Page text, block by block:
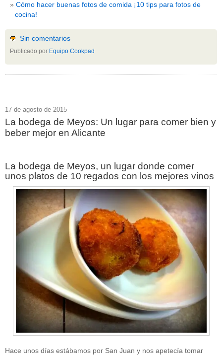
Cómo hacer buenas fotos de comida ¡10 tips para fotos de
cocina!
Sin comentarios
Publicado por Equipo Cookpad
17 de agosto de 2015
La bodega de Meyos: Un lugar para comer bien y
beber mejor en Alicante
La bodega de Meyos, un lugar donde comer
unos platos de 10 regados con los mejores vinos
Hace unos días estábamos por San Juan y nos apetecía tomar